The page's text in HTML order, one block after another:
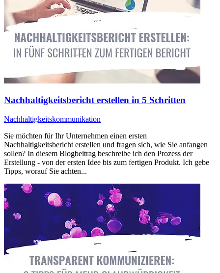
Nachhaltigkeitsbericht erstellen in 5 Schritten
Nachhaltigkeitskommunikation
Sie möchten für Ihr Unternehmen einen ersten
Nachhaltigkeitsbericht erstellen und fragen sich, wie Sie anfangen
sollen? In diesem Blogbeitrag beschreibe ich den Prozess der
Erstellung - von der ersten Idee bis zum fertigen Produkt. Ich gebe
Tipps, worauf Sie achten...